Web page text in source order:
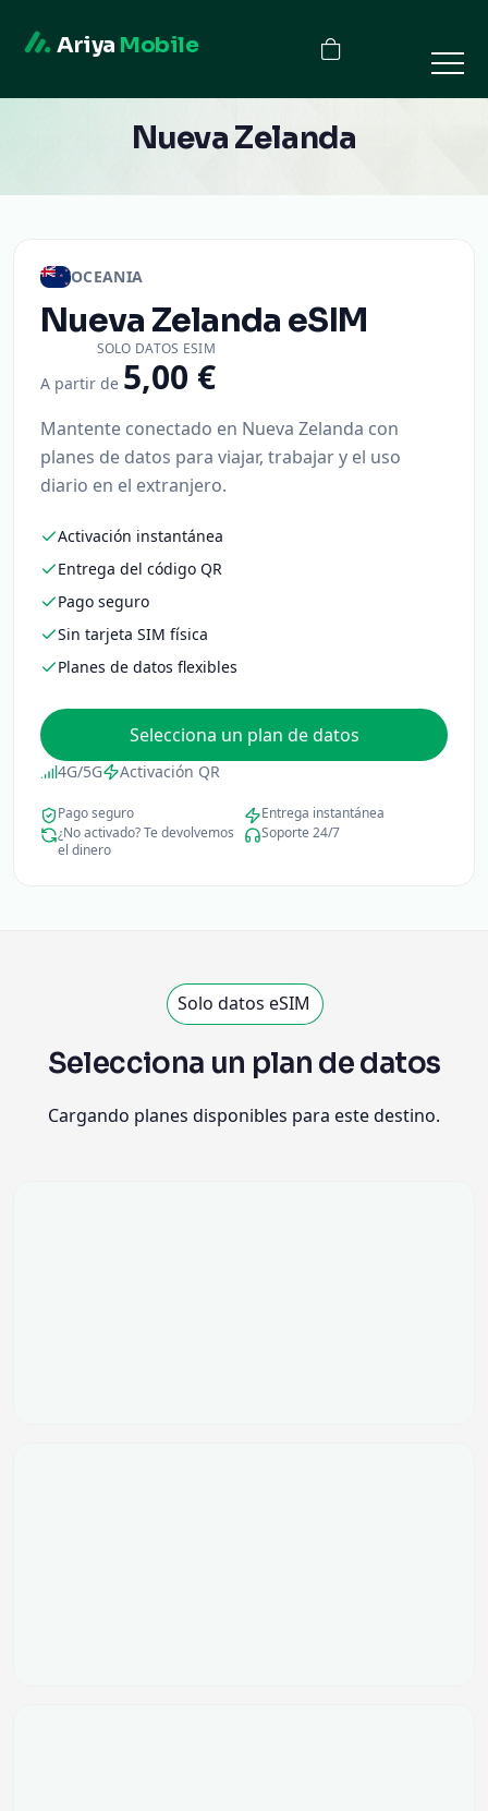
Ariya Mobile
Nueva Zelanda
OCEANIA
Nueva Zelanda eSIM
SOLO DATOS ESIM
A partir de 5,00 €
Mantente conectado en Nueva Zelanda con
planes de datos para viajar, trabajar y el uso
diario en el extranjero.
Activación instantánea
Entrega del código QR
Pago seguro
Sin tarjeta SIM física
Planes de datos flexibles
Selecciona un plan de datos
4G/5G Activación QR
Pago seguro
Entrega instantánea
¿No activado? Te devolvemos
el dinero
Soporte 24/7
Solo datos eSIM
Selecciona un plan de datos
Cargando planes disponibles para este destino.